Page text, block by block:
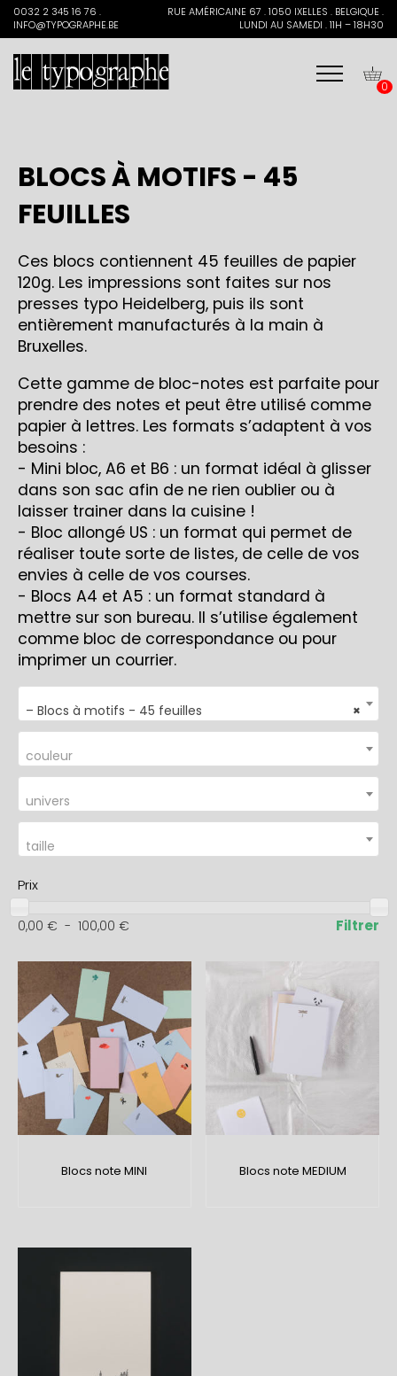
Search
for:0032 2 345 16 76 .
INFO@TYPOGRAPHE.BE
RUE AMÉRICAINE 67 . 1050 IXELLES . BELGIQUE .
LUNDI AU SAMEDI . 11H – 18H30
0
BLOCS À MOTIFS - 45
FEUILLES
Ces blocs contiennent 45 feuilles de papier
120g. Les impressions sont faites sur nos
presses typo Heidelberg, puis ils sont
entièrement manufacturés à la main à
Bruxelles.
Cette gamme de bloc-notes est parfaite pour
prendre des notes et peut être utilisé comme
papier à lettres. Les formats s’adaptent à vos
besoins :
- Mini bloc, A6 et B6 : un format idéal à glisser
dans son sac afin de ne rien oublier ou à
laisser trainer dans la cuisine !
- Bloc allongé US : un format qui permet de
réaliser toute sorte de listes, de celle de vos
envies à celle de vos courses.
- Blocs A4 et A5 : un format standard à
mettre sur son bureau. Il s’utilise également
comme bloc de correspondance ou pour
imprimer un courrier.
×
– Blocs à motifs - 45 feuilles
couleur
univers
taille
Prix
0,00 € - 100,00 € Filtrer
Blocs note MINI Blocs note MEDIUM